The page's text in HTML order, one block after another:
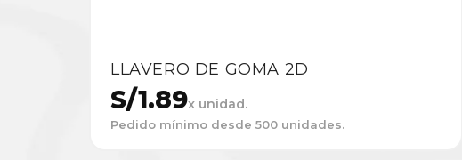
LLAVERO DE GOMA 2D
S/1.89x unidad.
Pedido mínimo desde 500 unidades.